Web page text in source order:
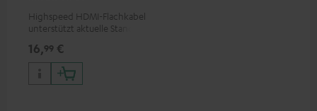
Highspeed HDMI-Flachkabel
unterstützt aktuelle Standards
16,99 €